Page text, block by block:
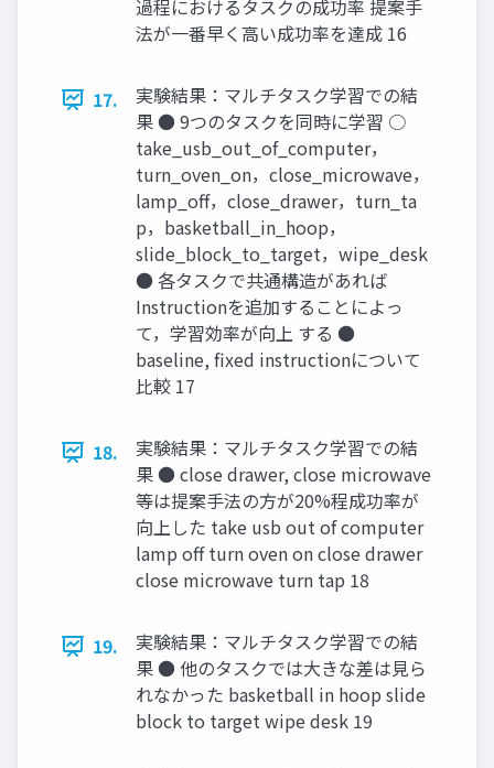
過程におけるタスクの成功率 提案手
法が一番早く高い成功率を達成 16
17.
実験結果：マルチタスク学習での結
果 ● 9つのタスクを同時に学習 ○
take_usb_out_of_computer，
turn_oven_on，close_microwave，
lamp_off，close_drawer，turn_ta
p，basketball_in_hoop，
slide_block_to_target，wipe_desk
● 各タスクで共通構造があれば
Instructionを追加することによっ
て，学習効率が向上 する ●
baseline, fixed instructionについて
比較 17
18.
実験結果：マルチタスク学習での結
果 ● close drawer, close microwave
等は提案手法の方が20%程成功率が
向上した take usb out of computer
lamp off turn oven on close drawer
close microwave turn tap 18
19.
実験結果：マルチタスク学習での結
果 ● 他のタスクでは大きな差は見ら
れなかった basketball in hoop slide
block to target wipe desk 19